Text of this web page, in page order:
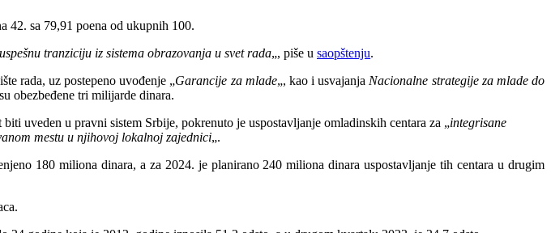
42. sa 79,91 poena od ukupnih 100.
tranziciju iz sistema obrazovanja u svet rada„, piše u saopštenju.
rada, uz postepeno uvođenje „Garancije za mlade„, kao i usvajanja Nacionalne strategije za mlade do
obezbeđene tri milijarde dinara.
uveden u pravni sistem Srbije, pokrenuto je uspostavljanje omladinskih centara za „integrisane
mestu u njihovoj lokalnoj zajednici„.
180 miliona dinara, a za 2024. je planirano 240 miliona dinara uspostavljanje tih centara u drugim